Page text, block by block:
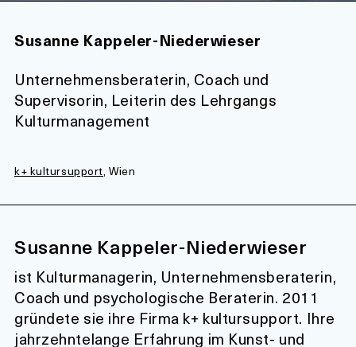
Susanne Kappeler-Niederwieser
Unternehmensberaterin, Coach und
Supervisorin, Leiterin des Lehrgangs
Kulturmanagement
k+ kultursupport, Wien
Susanne Kappeler-Niederwieser
ist Kulturmanagerin, Unternehmensberaterin,
Coach und psychologische Beraterin. 2011
gründete sie ihre Firma k+ kultursupport. Ihre
jahrzehntelange Erfahrung im Kunst- und